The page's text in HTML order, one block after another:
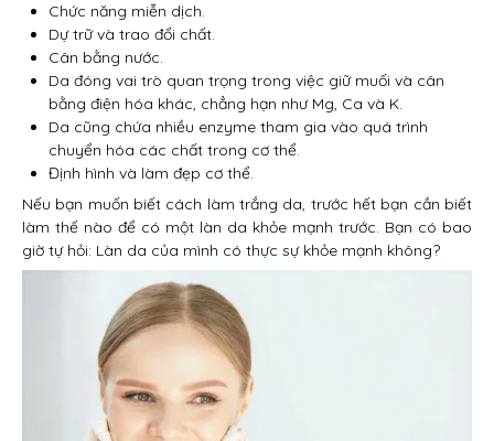
Chức năng miễn dịch.
Dự trữ và trao đổi chất.
Cân bằng nước.
Da đóng vai trò quan trọng trong việc giữ muối và cân
bằng điện hóa khác, chẳng hạn như Mg, Ca và K.
Da cũng chứa nhiều enzyme tham gia vào quá trình
chuyển hóa các chất trong cơ thể.
Định hình và làm đẹp cơ thể.
Nếu bạn muốn biết cách làm trắng da, trước hết bạn cần biết
làm thế nào để có một làn da khỏe mạnh trước. Bạn có bao
giờ tự hỏi: Làn da của mình có thực sự khỏe mạnh không?